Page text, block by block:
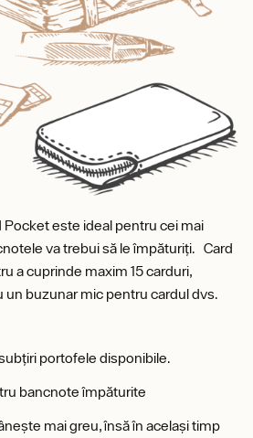
Pocket este ideal pentru cei mai
va trebui să le împăturiți. Card
a cuprinde maxim 15 carduri,
buzunar mic pentru cardul dvs.
portofele disponibile.
bancnote împăturite
mai greu, însă în același timp